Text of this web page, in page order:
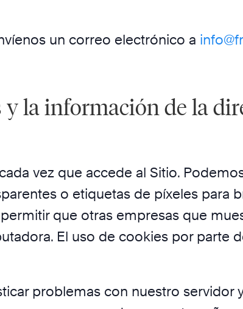
un correo electrónico a
la información de la
vez que accede al Sitio.
o etiquetas de píxeles para
que otras empresas que
El uso de cookies por parte
problemas con nuestro servidor